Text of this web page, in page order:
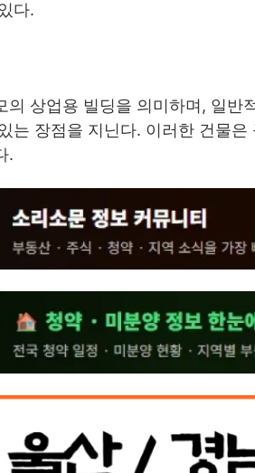
다.
의 상업용 빌딩을 의미하며, 일
는 장점을 지닌다. 이러한 건물
.